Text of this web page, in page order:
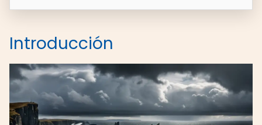
Introducción